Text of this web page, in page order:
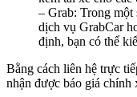
– Grab: Trong một
dịch vụ GrabCar
định, bạn có thể
Bằng cách liên hệ trực
nhận được báo giá chính